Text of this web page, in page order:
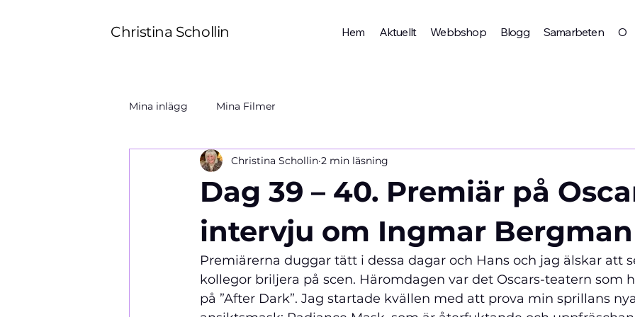
Christina Schollin Hem Aktuellt Webbshop Blogg Samarbeten
Mina inlägg Mina Filmer
Dag 39 – 40. Premiär på
intervju om Ingmar
Christina Schollin 2 min läsning
Premiärerna duggar tätt i dessa dagar och Hans och jag älskar att
kollegor briljera på scen. Häromdagen var det Oscars-teatern som
på ”After Dark”. Jag startade kvällen med att prova min sprillans